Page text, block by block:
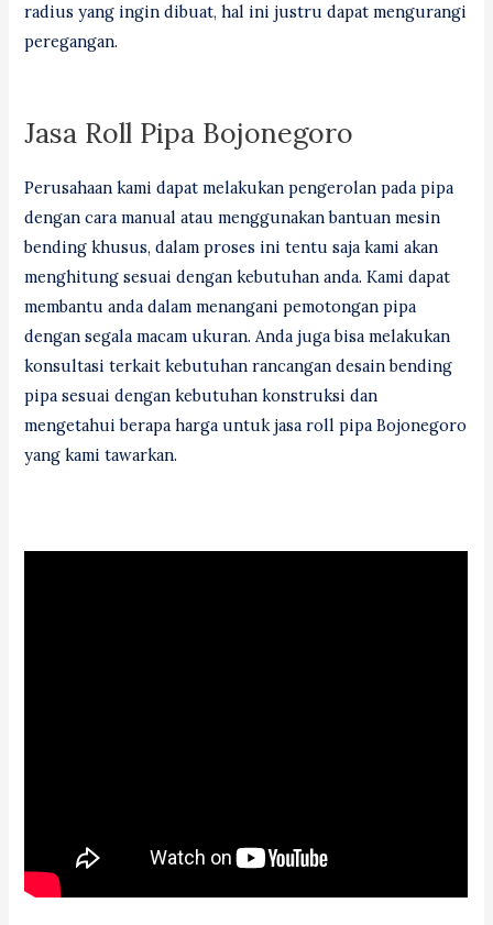
radius yang ingin dibuat, hal ini justru dapat mengurangi
peregangan.
Jasa Roll Pipa Bojonegoro
Perusahaan kami dapat melakukan pengerolan pada pipa
dengan cara manual atau menggunakan bantuan mesin
bending khusus, dalam proses ini tentu saja kami akan
menghitung sesuai dengan kebutuhan anda. Kami dapat
membantu anda dalam menangani pemotongan pipa
dengan segala macam ukuran. Anda juga bisa melakukan
konsultasi terkait kebutuhan rancangan desain bending
pipa sesuai dengan kebutuhan konstruksi dan
mengetahui berapa harga untuk jasa roll pipa Bojonegoro
yang kami tawarkan.